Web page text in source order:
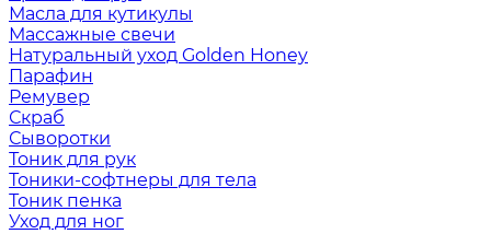
Масла для кутикулы
Массажные свечи
Натуральный уход Golden Honey
Парафин
Ремувер
Скраб
Сыворотки
Тоник для рук
Тоники-софтнеры для тела
Тоник пенка
Уход для ног